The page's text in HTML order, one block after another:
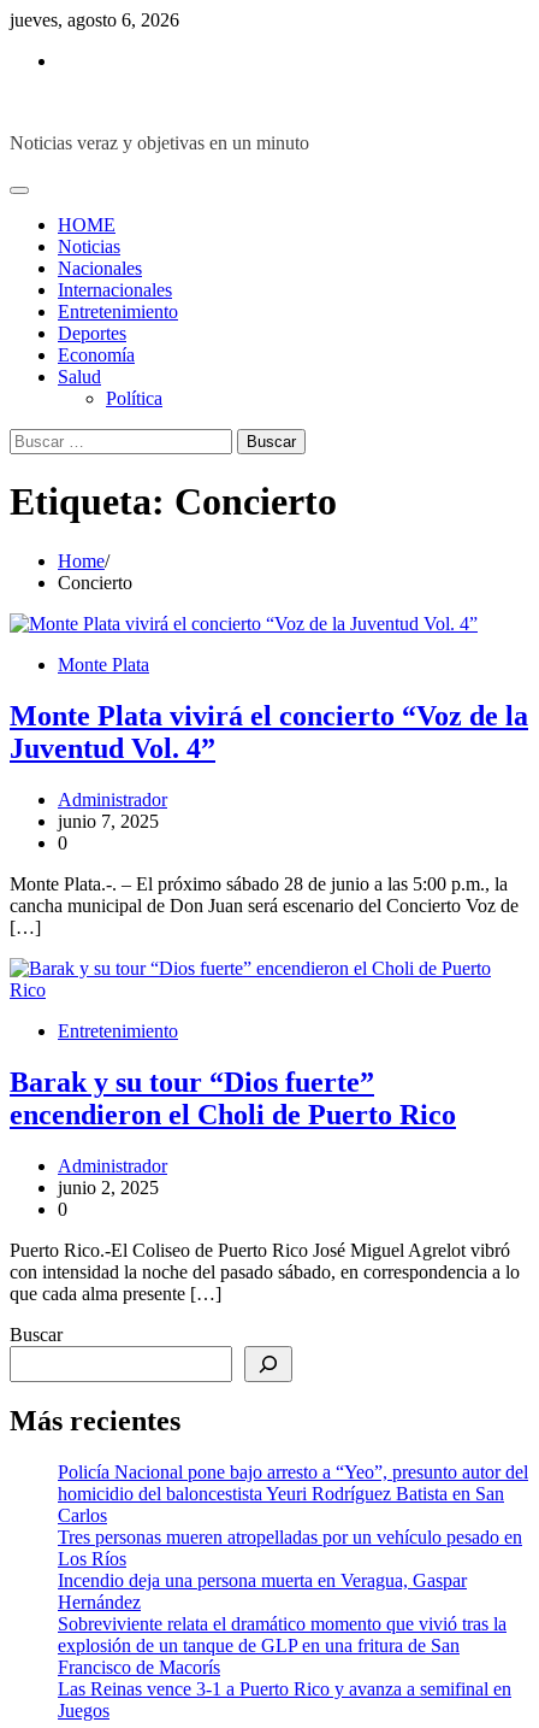
Skip
content
jueves, agosto 6, 2026
Noticias veraz y objetivas en un minuto
HOME
Noticias
Nacionales
Internacionales
Entretenimiento
Deportes
Economía
Salud
Política
Buscar:
Etiqueta: Concierto
Home
Concierto
Monte Plata
Monte Plata vivirá el concierto “Voz de la
Juventud Vol. 4”
Administrador
junio 7, 2025
0
Monte Plata.-. – El próximo sábado 28 de junio a las 5:00 p.m., la
cancha municipal de Don Juan será escenario del Concierto Voz de
[…]
Entretenimiento
Barak y su tour “Dios fuerte”
encendieron el Choli de Puerto Rico
Administrador
junio 2, 2025
0
Puerto Rico.-El Coliseo de Puerto Rico José Miguel Agrelot vibró
con intensidad la noche del pasado sábado, en correspondencia a lo
que cada alma presente […]
Buscar
Más recientes
Policía Nacional pone bajo arresto a “Yeo”, presunto autor del
homicidio del baloncestista Yeuri Rodríguez Batista en San
Carlos
Tres personas mueren atropelladas por un vehículo pesado en
Los Ríos
Incendio deja una persona muerta en Veragua, Gaspar
Hernández
Sobreviviente relata el dramático momento que vivió tras la
explosión de un tanque de GLP en una fritura de San
Francisco de Macorís
Las Reinas vence 3-1 a Puerto Rico y avanza a semifinal en
Juegos